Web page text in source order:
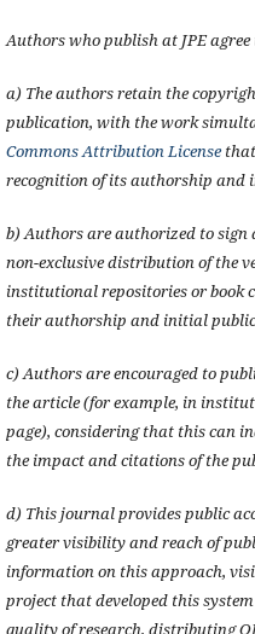
Authors who publish at JPE
a) The authors retain the
publication, with the work
Commons Attribution Licensethat
recognition of its authorship
b) Authors are authorized to
non-exclusive distribution of the
institutional repositories or book
their authorship and initial
c) Authors are encouraged to
the article (for example, in
page), considering that this can
the impact and citations of the
d) This journal provides public
greater visibility and reach of
information on this approach,
project that developed this
quality of research, distributing